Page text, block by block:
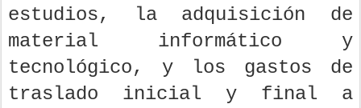
estudios, la adquisición de
material informático y
tecnológico, y los gastos de
traslado inicial y final a